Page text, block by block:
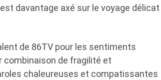
davantage axé sur le voyage délicat
de 86TV pour les sentiments
combinaison de fragilité et
chaleureuses et compatissantes